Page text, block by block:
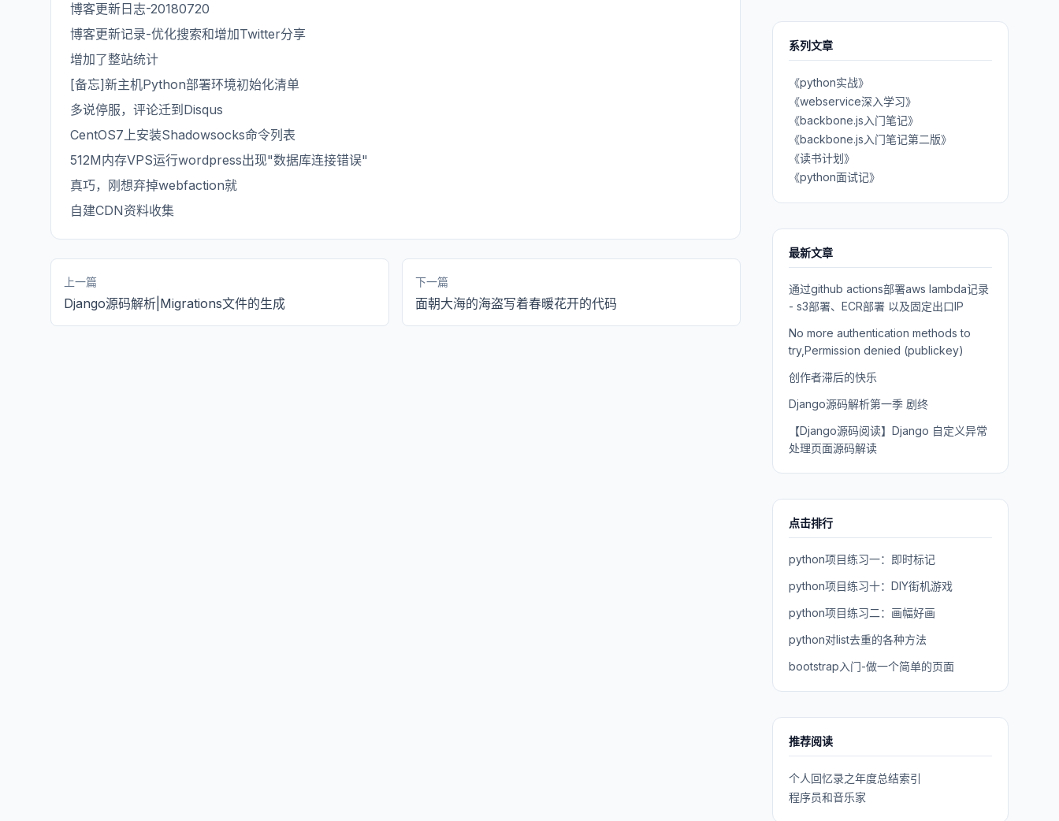
博客更新日志-20180720
博客更新记录-优化搜索和增加Twitter分享
增加了整站统计
[备忘]新主机Python部署环境初始化清单
多说停服，评论迁到Disqus
CentOS7上安装Shadowsocks命令列表
512M内存VPS运行wordpress出现"数据库连接错误"
真巧，刚想弃掉webfaction就
自建CDN资料收集
上一篇
Django源码解析|Migrations文件的生成
下一篇
面朝大海的海盗写着春暖花开的代码
系列文章
《python实战》
《webservice深入学习》
《backbone.js入门笔记》
《backbone.js入门笔记第二版》
《读书计划》
《python面试记》
最新文章
通过github actions部署aws lambda记录
- s3部署、ECR部署 以及固定出口IP
No more authentication methods to
try,Permission denied (publickey)
创作者滞后的快乐
Django源码解析第一季 剧终
【Django源码阅读】Django 自定义异常
处理页面源码解读
点击排行
python项目练习一：即时标记
python项目练习十：DIY街机游戏
python项目练习二：画幅好画
python对list去重的各种方法
bootstrap入门-做一个简单的页面
推荐阅读
个人回忆录之年度总结索引
程序员和音乐家